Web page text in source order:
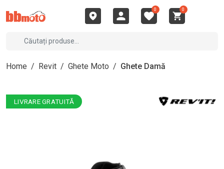
0 0
Home / Revit / Ghete Moto / Ghete Damă
LIVRARE GRATUITĂ